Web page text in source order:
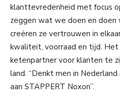
klanttevredenheid met focus
zeggen wat we doen en doen
creëren ze vertrouwen in
kwaliteit, voorraad en tijd.
ketenpartner voor klanten te
land. “Denkt men in Nederland
aan STAPPERT Noxon”.